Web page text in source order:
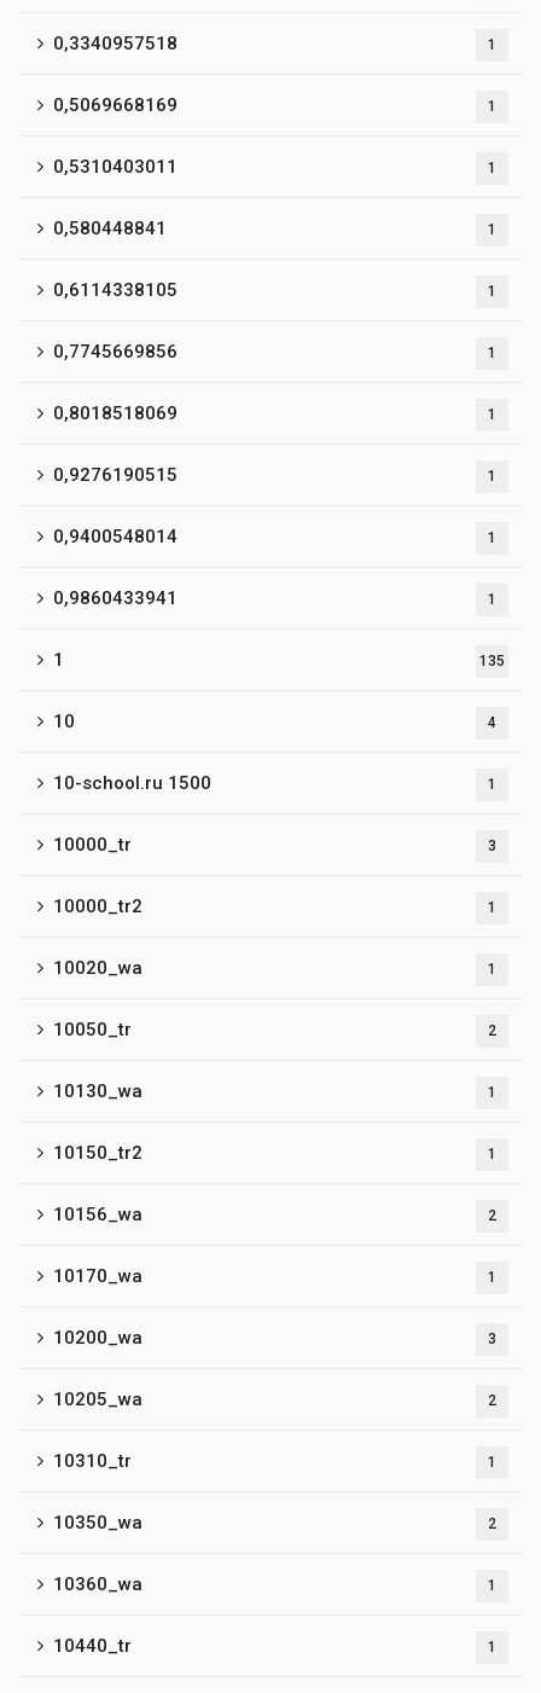
0,3340957518 1
0,5069668169 1
0,5310403011 1
0,580448841 1
0,6114338105 1
0,7745669856 1
0,8018518069 1
0,9276190515 1
0,9400548014 1
0,9860433941 1
1 135
10 4
10-school.ru 1500 1
10000_tr 3
10000_tr2 1
10020_wa 1
10050_tr 2
10130_wa 1
10150_tr2 1
10156_wa 2
10170_wa 1
10200_wa 3
10205_wa 2
10310_tr 1
10350_wa 2
10360_wa 1
10440_tr 1